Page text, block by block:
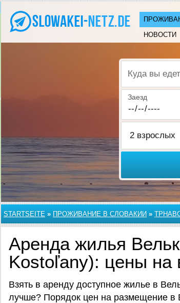
НОВОСТИ
Куда вы едете?
Заезд
STARTSEITE » ПРОЖИВАНИЕ В СЛОВАКИИ »
Аренда жилья
Kostoľany): цены на
Взять в аренду доступное жилье в
лучше? Порядок цен на размещение в